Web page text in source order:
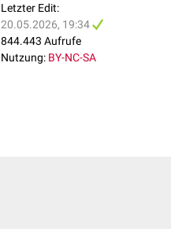
Letzter Edit:
20.05.2026, 19:34
844.443 Aufrufe
Nutzung: BY-NC-SA